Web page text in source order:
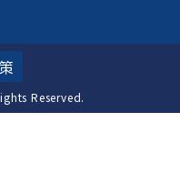
Reserved.